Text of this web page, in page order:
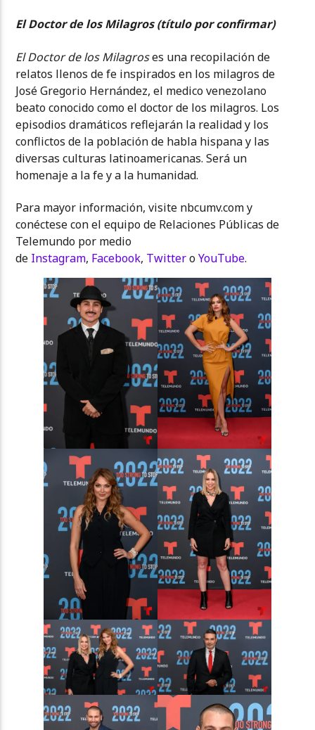
El Doctor de los Milagros (título por confirmar)
El Doctor de los Milagroses una recopilación de
relatos llenos de fe inspirados en los milagros de
José Gregorio Hernández, el medico venezolano
beato conocido como el doctor de los milagros. Los
episodios dramáticos reflejarán la realidad y los
conflictos de la población de habla hispana y las
diversas culturas latinoamericanas. Será un
homenaje a la fe y a la humanidad.
Para mayor información, visite nbcumv.com y
conéctese con el equipo de Relaciones Públicas de
Telemundo por medio
de Instagram, Facebook, TwitteroYouTube.